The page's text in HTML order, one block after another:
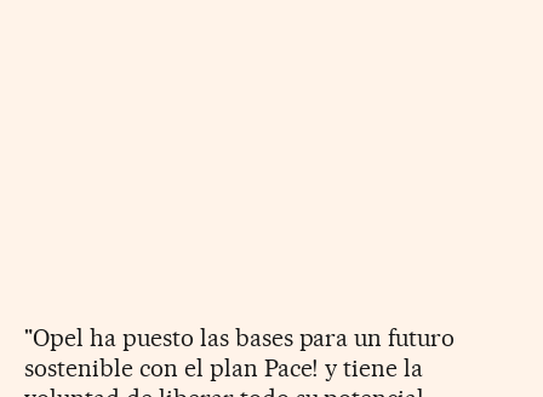
"Opel ha puesto las bases para un futuro
sostenible con el plan Pace! y tiene la